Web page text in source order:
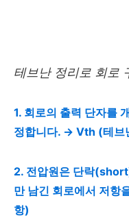
테브난 정리로 회로
1. 회로의 출력 단자를
정합니다. → Vth (테브
2. 전압원은 단락
만 남긴 회로에서 저항
항)